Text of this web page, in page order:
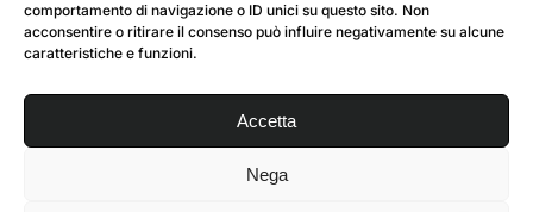
comportamento di navigazione o ID unici su questo sito. Non
acconsentire o ritirare il consenso può influire negativamente su alcune
caratteristiche e funzioni.
Accetta
Nega
SPEDIZIONI RAPIDE in tutta Italia